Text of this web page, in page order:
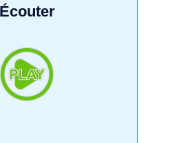
Écouter